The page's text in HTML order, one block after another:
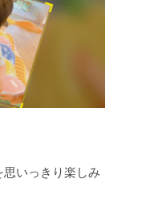
いっきり楽しみ